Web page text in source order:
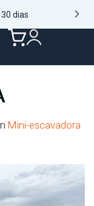
dias
Mini-escavadora